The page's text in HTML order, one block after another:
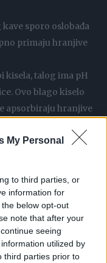
My Personal
to third parties, or
information for
below opt-out
note that after your
seeing
utilized by
third parties prior to
sporo oslobađa
primaju hranjive
kisela, talog ima pH
Ovo blago kiselo
apsorbiraju hranjive
biljaka rajčice. To
prozračnosti i
u vodi, a zatim
rajčice. Koristite